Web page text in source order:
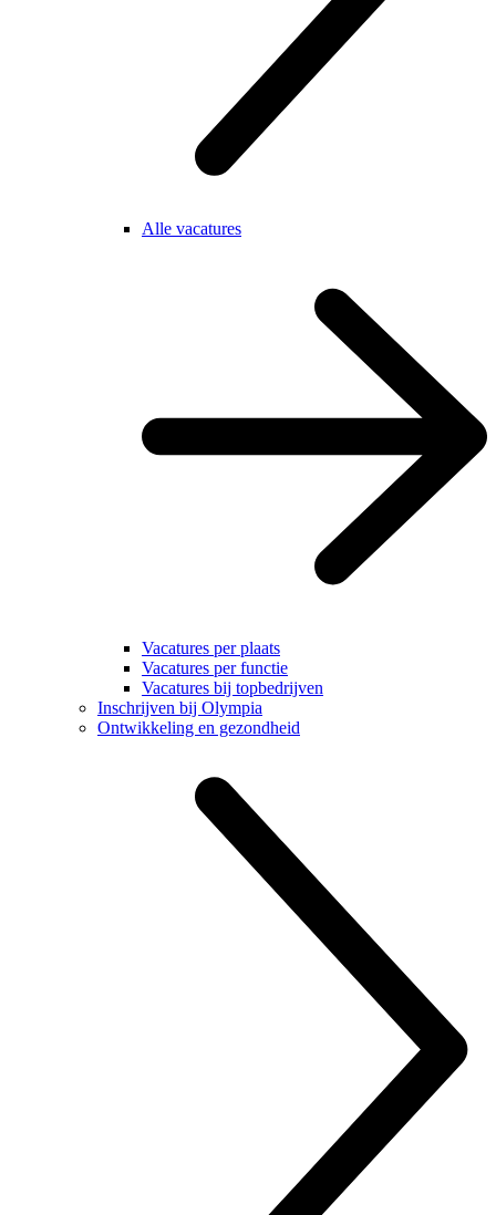
Alle vacatures
Vacatures per plaats
Vacatures per functie
Vacatures bij topbedrijven
Inschrijven bij Olympia
Ontwikkeling en gezondheid